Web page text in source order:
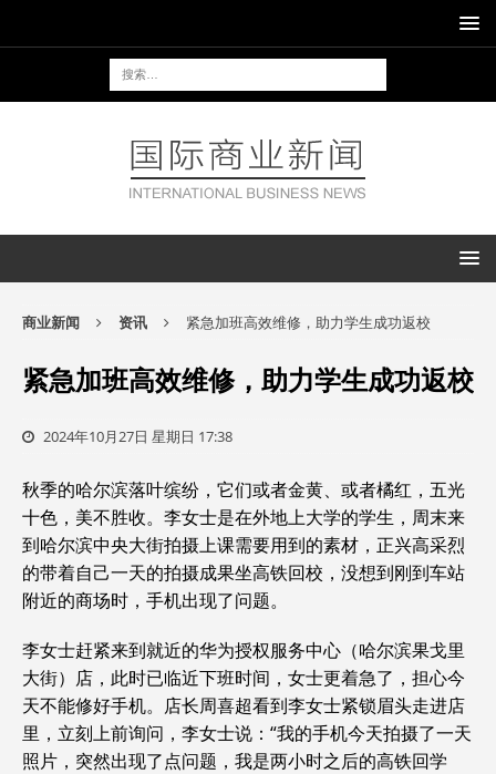
商业新闻 资讯 紧急加班高效维修，助力学生成功返校
紧急加班高效维修，助力学生成功返校
2024年10月27日 星期日 17:38
秋季的哈尔滨落叶缤纷，它们或者金黄、或者橘红，五光
十色，美不胜收。李女士是在外地上大学的学生，周末来
到哈尔滨中央大街拍摄上课需要用到的素材，正兴高采烈
的带着自己一天的拍摄成果坐高铁回校，没想到刚到车站
附近的商场时，手机出现了问题。
李女士赶紧来到就近的华为授权服务中心（哈尔滨果戈里
大街）店，此时已临近下班时间，女士更着急了，担心今
天不能修好手机。店长周喜超看到李女士紧锁眉头走进店
里，立刻上前询问，李女士说：“我的手机今天拍摄了一天
照片，突然出现了点问题，我是两小时之后的高铁回学